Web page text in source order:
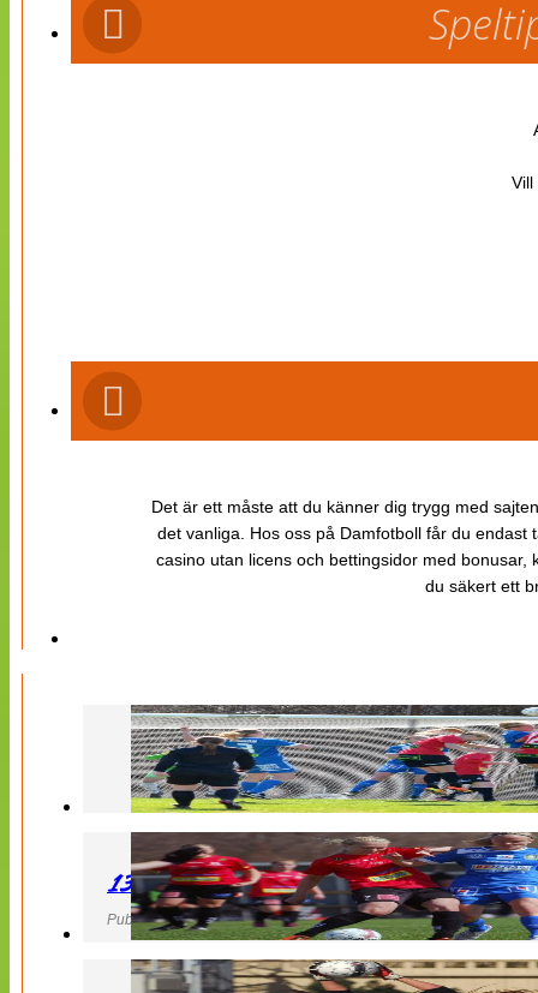
Vill
Det är ett måste att du känner dig trygg med
det vanliga. Hos oss på Damfotboll får du
casino utan licens och bettingsidor med
du säkert ett
130427 LB 07 – QBIK
Publicerad 27 April 2013, 22:40